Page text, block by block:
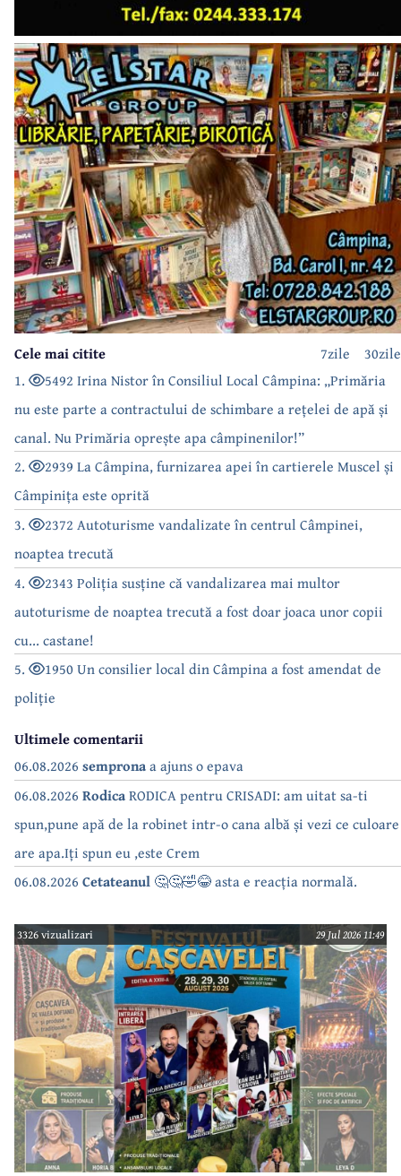
30zile
7zile
Cele mai citite
1.
5492 Irina Nistor în Consiliul Local Câmpina: „Primăria
nu este parte a contractului de schimbare a rețelei de apă și
canal. Nu Primăria oprește apa câmpinenilor!”
2.
2939 La Câmpina, furnizarea apei în cartierele Muscel și
Câmpinița este oprită
3.
2372 Autoturisme vandalizate în centrul Câmpinei,
noaptea trecută
4.
2343 Poliția susține că vandalizarea mai multor
autoturisme de noaptea trecută a fost doar joaca unor copii
cu... castane!
5.
1950 Un consilier local din Câmpina a fost amendat de
poliție
Ultimele comentarii
06.08.2026 sempronaa ajuns o epava
06.08.2026 RodicaRODICA pentru CRISADI: am uitat sa-ti
spun,pune apă de la robinet intr-o cana albă și vezi ce culoare
are apa.Iți spun eu ,este Crem
06.08.2026 Cetateanul 🤔🤔🤣😂 asta e reacția normală.
3326 vizualizari 29 Jul 2026 11:49